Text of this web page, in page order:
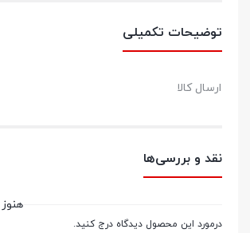
توضیحات تکمیلی
ارسال کالا
نقد و بررسی‌ها
درمورد این محصول دیدگاه درج کنید.